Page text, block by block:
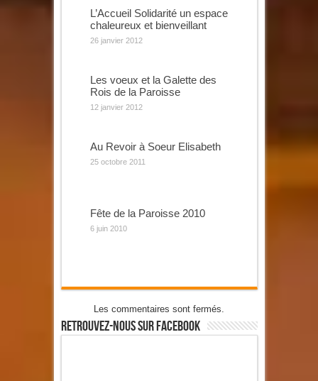
L’Accueil Solidarité un espace
chaleureux et bienveillant
26 janvier 2012
Les voeux et la Galette des
Rois de la Paroisse
12 janvier 2012
Au Revoir à Soeur Elisabeth
25 octobre 2011
Fête de la Paroisse 2010
6 juin 2010
Les commentaires sont fermés.
Retrouvez-Nous Sur Facebook